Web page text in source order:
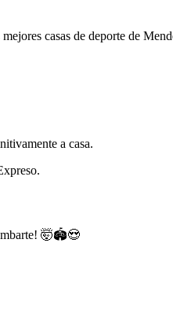
casas de deporte de
a casa.
🤯🏟️😍